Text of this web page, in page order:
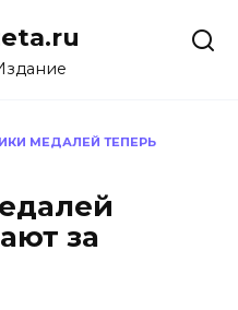
МЕДАЛЕЙ ТЕПЕРЬ
за